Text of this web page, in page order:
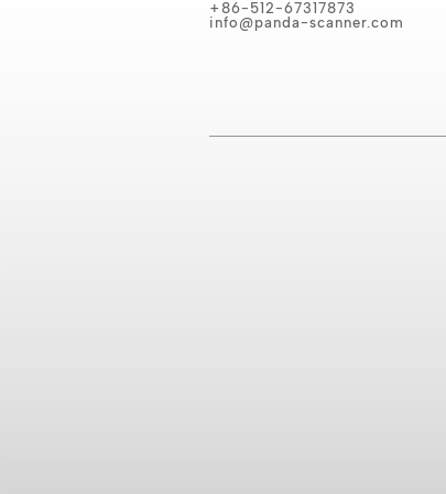
+86-512-67317873
info@panda-scanner.com